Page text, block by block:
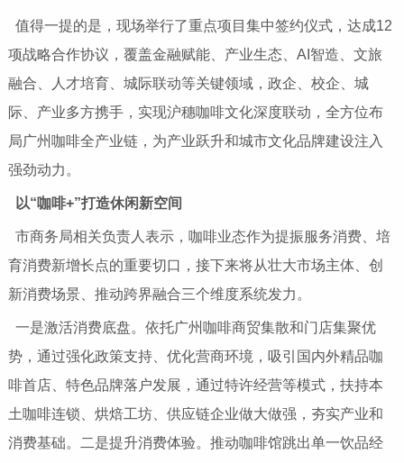
值得一提的是，现场举行了重点项目集中签约仪式，达成12
项战略合作协议，覆盖金融赋能、产业生态、AI智造、文旅
融合、人才培育、城际联动等关键领域，政企、校企、城
际、产业多方携手，实现沪穗咖啡文化深度联动，全方位布
局广州咖啡全产业链，为产业跃升和城市文化品牌建设注入
强劲动力。
以“咖啡+”打造休闲新空间
市商务局相关负责人表示，咖啡业态作为提振服务消费、培
育消费新增长点的重要切口，接下来将从壮大市场主体、创
新消费场景、推动跨界融合三个维度系统发力。
一是激活消费底盘。依托广州咖啡商贸集散和门店集聚优
势，通过强化政策支持、优化营商环境，吸引国内外精品咖
啡首店、特色品牌落户发展，通过特许经营等模式，扶持本
土咖啡连锁、烘焙工坊、供应链企业做大做强，夯实产业和
消费基础。二是提升消费体验。推动咖啡馆跳出单一饮品经